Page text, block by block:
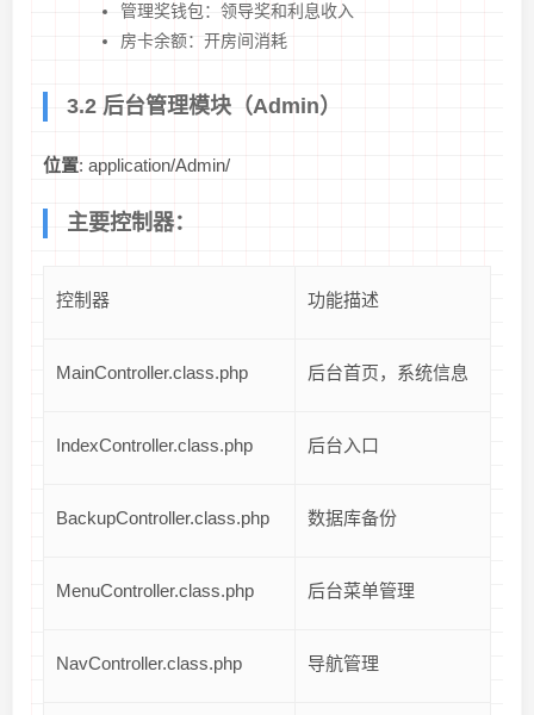
管理奖钱包：领导奖和利息收入
房卡余额：开房间消耗
3.2 后台管理模块（Admin）
位置: application/Admin/
主要控制器：
控制器 功能描述
MainController.class.php 后台首页，系统信息
IndexController.class.php 后台入口
BackupController.class.php 数据库备份
MenuController.class.php 后台菜单管理
NavController.class.php 导航管理